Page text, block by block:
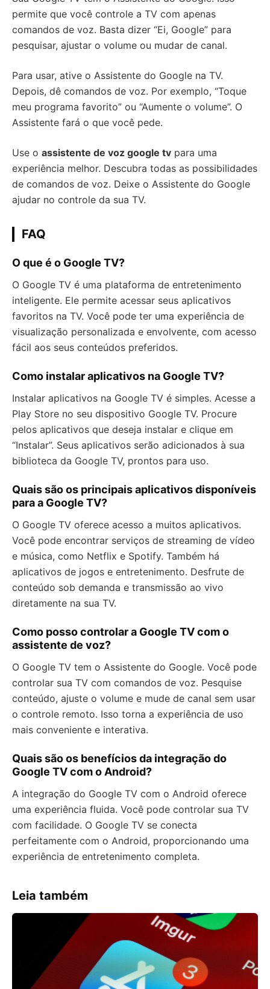
permite que você controle a TV com apenas
comandos de voz. Basta dizer “Ei, Google” para
pesquisar, ajustar o volume ou mudar de canal.
Para usar, ative o Assistente do Google na TV.
Depois, dê comandos de voz. Por exemplo, “Toque
meu programa favorito” ou “Aumente o volume”. O
Assistente fará o que você pede.
Use o assistente de voz google tv para uma
experiência melhor. Descubra todas as possibilidades
de comandos de voz. Deixe o Assistente do Google
ajudar no controle da sua TV.
FAQ
O que é o Google TV?
O Google TV é uma plataforma de entretenimento
inteligente. Ele permite acessar seus aplicativos
favoritos na TV. Você pode ter uma experiência de
visualização personalizada e envolvente, com acesso
fácil aos seus conteúdos preferidos.
Como instalar aplicativos na Google TV?
Instalar aplicativos na Google TV é simples. Acesse a
Play Store no seu dispositivo Google TV. Procure
pelos aplicativos que deseja instalar e clique em
“Instalar”. Seus aplicativos serão adicionados à sua
biblioteca da Google TV, prontos para uso.
Quais são os principais aplicativos disponíveis
para a Google TV?
O Google TV oferece acesso a muitos aplicativos.
Você pode encontrar serviços de streaming de vídeo
e música, como Netflix e Spotify. Também há
aplicativos de jogos e entretenimento. Desfrute de
conteúdo sob demanda e transmissão ao vivo
diretamente na sua TV.
Como posso controlar a Google TV com o
assistente de voz?
O Google TV tem o Assistente do Google. Você pode
controlar sua TV com comandos de voz. Pesquise
conteúdo, ajuste o volume e mude de canal sem usar
o controle remoto. Isso torna a experiência de uso
mais conveniente e interativa.
Quais são os benefícios da integração do
Google TV com o Android?
A integração do Google TV com o Android oferece
uma experiência fluida. Você pode controlar sua TV
com facilidade. O Google TV se conecta
perfeitamente com o Android, proporcionando uma
experiência de entretenimento completa.
Leia também